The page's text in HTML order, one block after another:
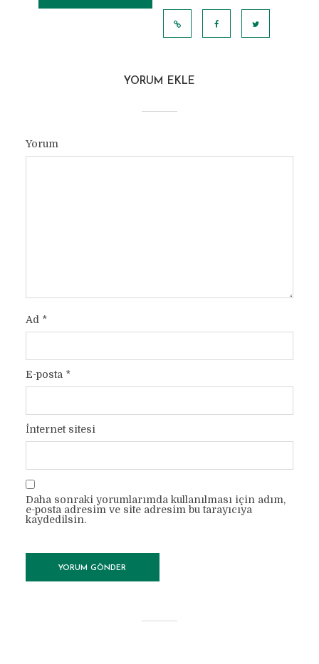
YORUM EKLE
Yorum
Ad *
E-posta *
İnternet sitesi
Daha sonraki yorumlarımda kullanılması için adım,
e-posta adresim ve site adresim bu tarayıcıya
kaydedilsin.